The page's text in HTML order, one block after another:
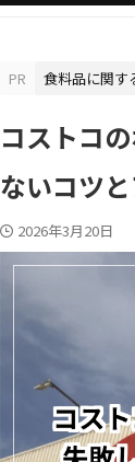
PR 食料品に関す
コストコ
ないコツ
2026年3月20日